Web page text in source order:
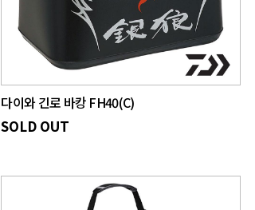
다이와 긴로 바캉 FH40(C)
SOLD OUT